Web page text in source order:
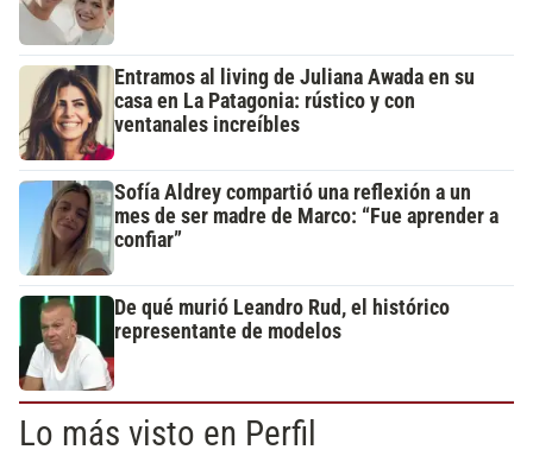
Entramos al living de Juliana Awada en su
casa en La Patagonia: rústico y con
ventanales increíbles
Sofía Aldrey compartió una reflexión a un
mes de ser madre de Marco: “Fue aprender a
confiar”
De qué murió Leandro Rud, el histórico
representante de modelos
Lo más visto en Perfil